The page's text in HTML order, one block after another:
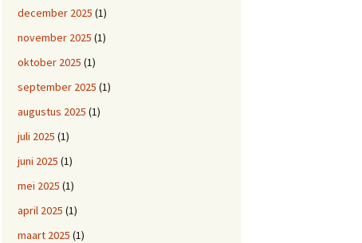
december 2025 (1)
november 2025 (1)
oktober 2025 (1)
september 2025 (1)
augustus 2025 (1)
juli 2025 (1)
juni 2025 (1)
mei 2025 (1)
april 2025 (1)
maart 2025 (1)